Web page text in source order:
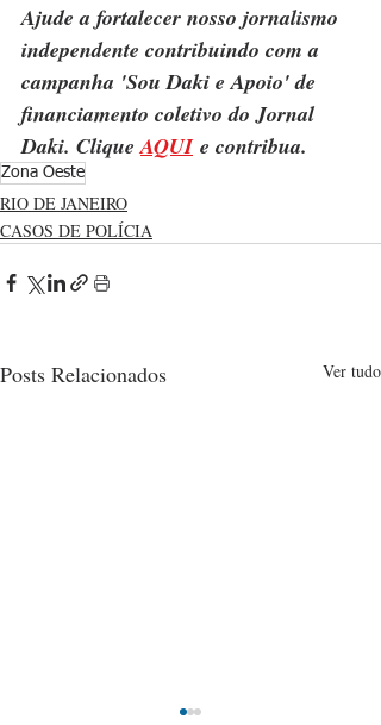
Ajude a fortalecer nosso jornalismo
independente contribuindo com a
campanha 'Sou Daki e Apoio' de
financiamento coletivo do Jornal
Daki. Clique AQUI e contribua.
Zona Oeste
RIO DE JANEIRO
CASOS DE POLÍCIA
Posts Relacionados Ver tudo